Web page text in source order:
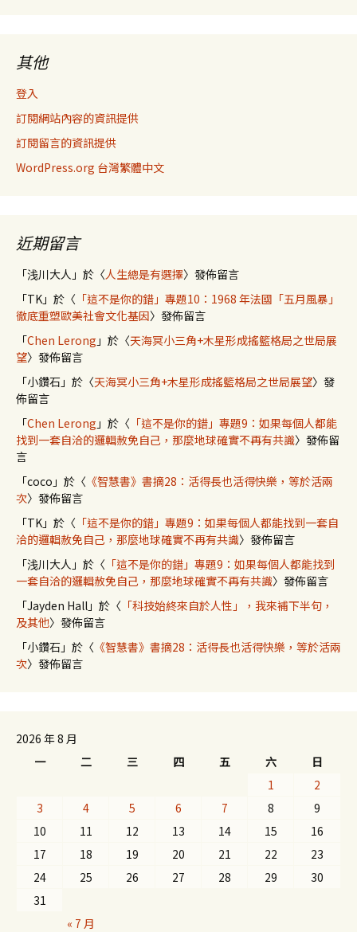
其他
登入
訂閱網站內容的資訊提供
訂閱留言的資訊提供
WordPress.org 台灣繁體中文
近期留言
「浅川大人 」於〈人生總是有選擇〉發佈留言
「TK」於〈 「這不是你的錯」專題10：1968 年法國「五月風暴」
徹底重塑歐美社會文化基因〉發佈留言
「Chen Lerong 」於〈天海冥小三角+木星形成搖籃格局之世局展
望〉發佈留言
「小鑽石 」於〈天海冥小三角+木星形成搖籃格局之世局展望〉發
佈留言
「Chen Lerong 」於〈 「這不是你的錯」專題9：如果每個人都能
找到一套自洽的邏輯赦免自己，那麼地球確實不再有共識〉發佈留
言
「coco 」於〈 《智慧書》書摘28：活得長也活得快樂，等於活兩
次〉發佈留言
「TK」於〈 「這不是你的錯」專題9：如果每個人都能找到一套自
洽的邏輯赦免自己，那麼地球確實不再有共識〉發佈留言
「浅川大人 」於〈 「這不是你的錯」專題9：如果每個人都能找到
一套自洽的邏輯赦免自己，那麼地球確實不再有共識〉發佈留言
「Jayden Hall 」於〈 「科技始終來自於人性」，我來補下半句，
及其他〉發佈留言
「小鑽石 」於〈 《智慧書》書摘28：活得長也活得快樂，等於活兩
次〉發佈留言
2026 年 8 月
一
二 三 四 五 六
日
1
2
3
4 5 6 7 8
9
10
11 12 13 14 15
16
17
18 19 20 21 22
23
24
25 26 27 28 29
30
31
« 7 月